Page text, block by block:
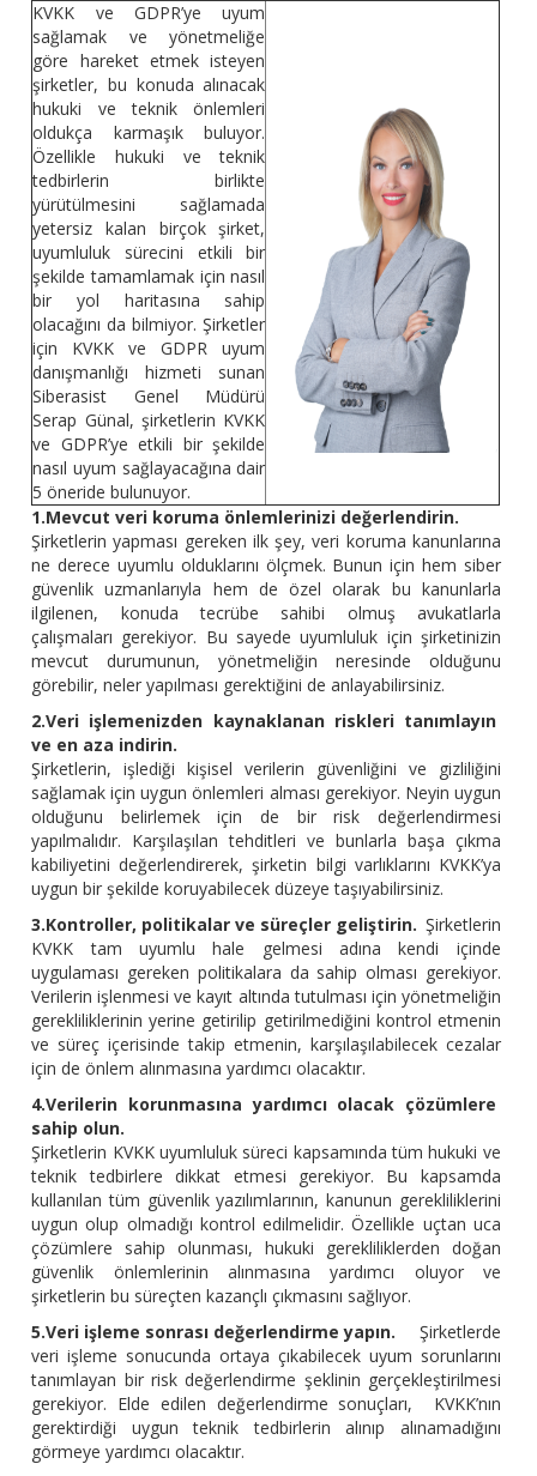
KVKK ve GDPR’ye uyum
sağlamak ve yönetmeliğe
göre hareket etmek isteyen
şirketler, bu konuda alınacak
hukuki ve teknik önlemleri
oldukça karmaşık buluyor.
Özellikle hukuki ve teknik
tedbirlerin birlikte
yürütülmesini sağlamada
yetersiz kalan birçok şirket,
uyumluluk sürecini etkili bir
şekilde tamamlamak için nasıl
bir yol haritasına sahip
olacağını da bilmiyor. Şirketler
için KVKK ve GDPR uyum
danışmanlığı hizmeti sunan
Siberasist Genel Müdürü
Serap Günal, şirketlerin KVKK
ve GDPR’ye etkili bir şekilde
nasıl uyum sağlayacağına dair
5 öneride bulunuyor.
1.Mevcut veri koruma önlemlerinizi değerlendirin.
Şirketlerin yapması gereken ilk şey, veri koruma kanunlarına
ne derece uyumlu olduklarını ölçmek. Bunun için hem siber
güvenlik uzmanlarıyla hem de özel olarak bu kanunlarla
ilgilenen, konuda tecrübe sahibi olmuş avukatlarla
çalışmaları gerekiyor. Bu sayede uyumluluk için şirketinizin
mevcut durumunun, yönetmeliğin neresinde olduğunu
görebilir, neler yapılması gerektiğini de anlayabilirsiniz.
2.Veri işlemenizden kaynaklanan riskleri tanımlayın
ve en aza indirin.
Şirketlerin, işlediği kişisel verilerin güvenliğini ve gizliliğini
sağlamak için uygun önlemleri alması gerekiyor. Neyin uygun
olduğunu belirlemek için de bir risk değerlendirmesi
yapılmalıdır. Karşılaşılan tehditleri ve bunlarla başa çıkma
kabiliyetini değerlendirerek, şirketin bilgi varlıklarını KVKK’ya
uygun bir şekilde koruyabilecek düzeye taşıyabilirsiniz.
3.Kontroller, politikalar ve süreçler geliştirin. Şirketlerin
KVKK tam uyumlu hale gelmesi adına kendi içinde
uygulaması gereken politikalara da sahip olması gerekiyor.
Verilerin işlenmesi ve kayıt altında tutulması için yönetmeliğin
gerekliliklerinin yerine getirilip getirilmediğini kontrol etmenin
ve süreç içerisinde takip etmenin, karşılaşılabilecek cezalar
için de önlem alınmasına yardımcı olacaktır.
4.Verilerin korunmasına yardımcı olacak çözümlere
sahip olun.
Şirketlerin KVKK uyumluluk süreci kapsamında tüm hukuki ve
teknik tedbirlere dikkat etmesi gerekiyor. Bu kapsamda
kullanılan tüm güvenlik yazılımlarının, kanunun gerekliliklerini
uygun olup olmadığı kontrol edilmelidir. Özellikle uçtan uca
çözümlere sahip olunması, hukuki gerekliliklerden doğan
güvenlik önlemlerinin alınmasına yardımcı oluyor ve
şirketlerin bu süreçten kazançlı çıkmasını sağlıyor.
5.Veri işleme sonrası değerlendirme yapın. Şirketlerde
veri işleme sonucunda ortaya çıkabilecek uyum sorunlarını
tanımlayan bir risk değerlendirme şeklinin gerçekleştirilmesi
gerekiyor. Elde edilen değerlendirme sonuçları, KVKK’nın
gerektirdiği uygun teknik tedbirlerin alınıp alınamadığını
görmeye yardımcı olacaktır.